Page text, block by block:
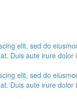
elit, sed do
Duis aute irure
elit, sed do
Duis aute irure